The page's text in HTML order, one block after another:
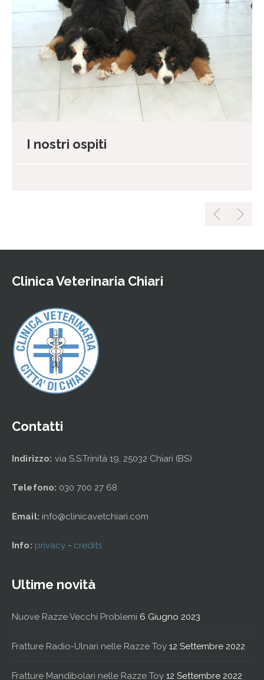
I nostri ospiti
Clinica Veterinaria Chiari
Contatti
Indirizzo: via S.S.Trinità 19, 25032 Chiari (BS)
Telefono: 030 700 27 68
Email: info@clinicavetchiari.com
Info: privacy - credits
Ultime novità
Nuove Razze Vecchi Problemi 6 Giugno 2023
Fratture Radio-Ulnari nelle Razze Toy 12 Settembre 2022
Fratture Mandibolari nelle Razze Toy 12 Settembre 2022